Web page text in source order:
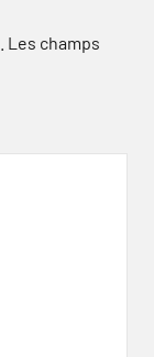
Les champs